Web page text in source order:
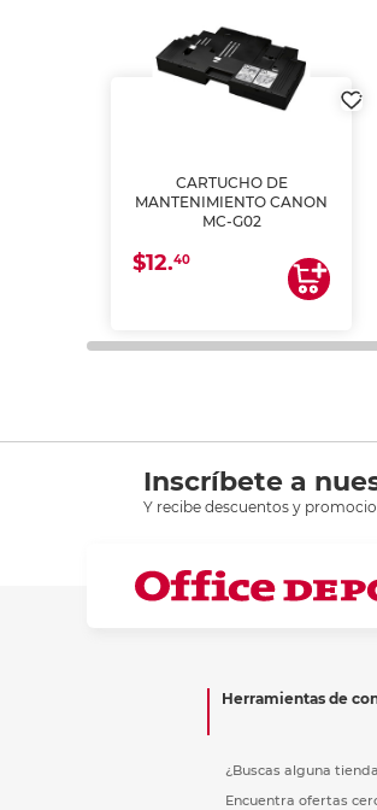
CARTUCHO DE
MANTENIMIENTO CANON
MC-G02
$12.40
Inscríbete a
Y recibe descuentos y
Herramientas de
¿Buscas alguna
Encuentra ofertas